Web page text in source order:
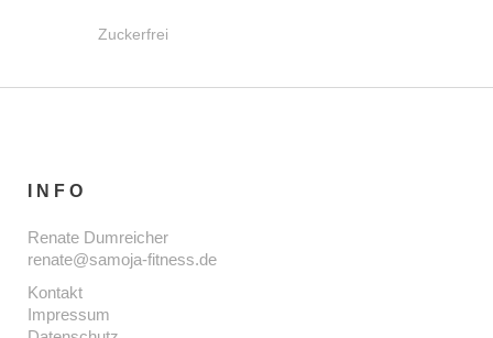
Zuckerfrei
INFO
Renate Dumreicher
renate@samoja-fitness.de
Kontakt
Impressum